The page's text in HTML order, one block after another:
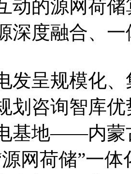
动的源网荷
深度融合、
发呈规模化
划咨询智库
基地——内蒙
网荷储”一